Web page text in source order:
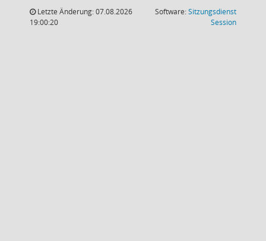
Letzte Änderung: 07.08.2026
19:00:20
Software:Sitzungsdienst
Session(Wird in